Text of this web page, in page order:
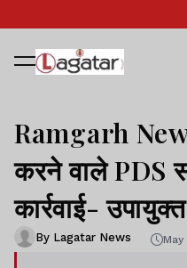
Ramgarh
करने वाले PDS
कार्रवाई- उपायुक्त
By Lagatar News May